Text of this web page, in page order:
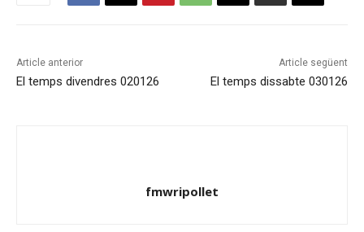
Article anterior
El temps divendres 020126
Article següent
El temps dissabte 030126
fmwripollet